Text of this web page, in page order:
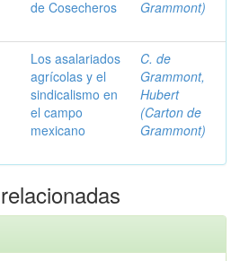
de Cosecheros
Grammont)
Los asalariados
agrícolas y el
sindicalismo en
el campo
mexicano
C. de
Grammont,
Hubert
(Carton de
Grammont)